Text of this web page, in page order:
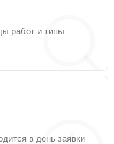
работ и типы
в день заявки